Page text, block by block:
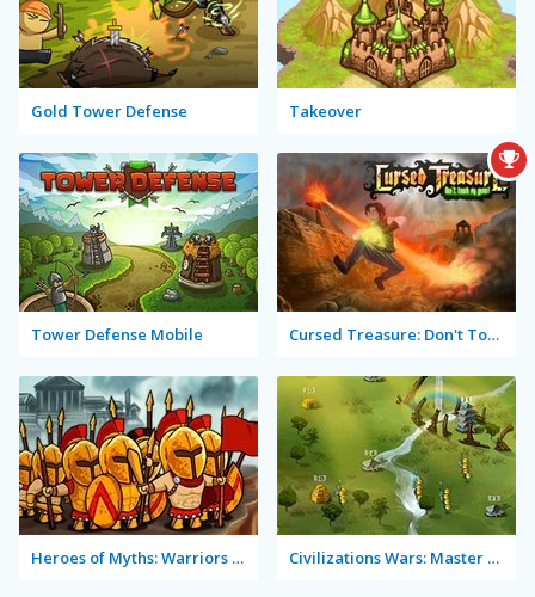
Gold Tower Defense Takeover
Tower Defense Mobile Cursed Treasure: Don't Touch My Gems!
Heroes of Myths: Warriors of Gods Civilizations Wars: Master Edition